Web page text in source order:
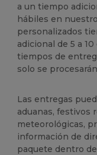
a un tiempo
hábiles en
personalizados
adicional de 5 a
tiempos de
solo se
Las entregas
aduanas, festivos
meteorológicas,
información de
paquete dentro